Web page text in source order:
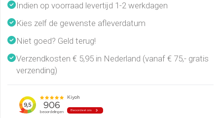
Indien op voorraad levertijd 1-2 werkdagen
Kies zelf de gewenste afleverdatum
Niet goed? Geld terug!
Verzendkosten € 5,95 in Nederland (vanaf € 75,- gratis
verzending)